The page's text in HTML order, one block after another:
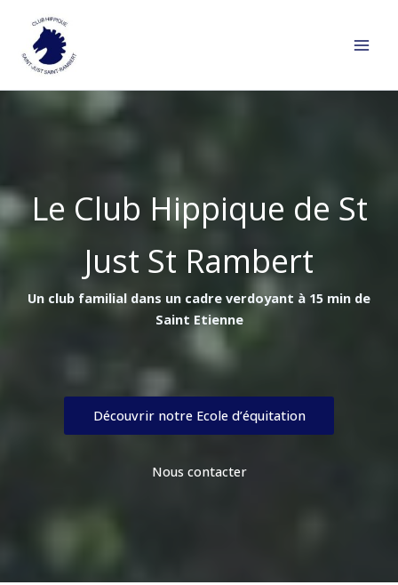
contenu
Le Club Hippique de St
Just St Rambert
Un club familial dans un cadre verdoyant à 15 min de
Saint Etienne
Découvrir notre Ecole d’équitation
Nous contacter